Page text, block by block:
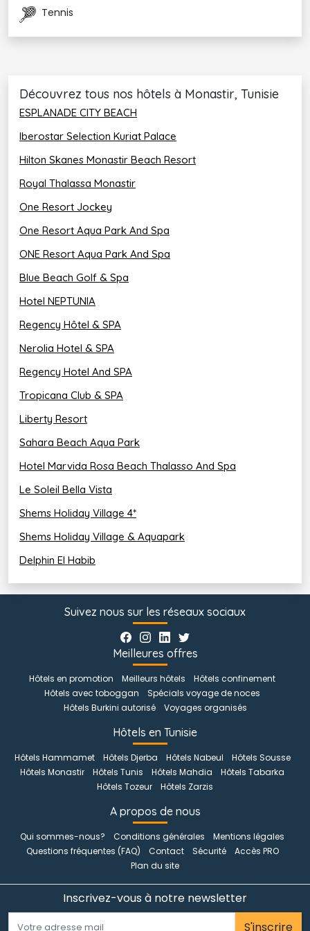
15 Cabines / Espace Hydro / Espace de Soins du Corps /
journée et la soirée durant toute la semaine.
Piscine extérieure avec bassin enfants séparé.
Terrains de pétanque.
Base nautique (catamarans, planche à voile, Kayak &
Mini-Club pour les 4-8 ans.
Junior-Club pour les 9-12.
Club Ado pour les + de 13 ans.
Activités manuelles, culturelles, jeux en groupe, sports,
Personnel d’encadrement qualifié et agréé.
Tennis
Découvrez tous nos hôtels à Monastir, Tunisie
ESPLANADE CITY BEACH
Iberostar Selection Kuriat Palace
Hilton Skanes Monastir Beach Resort
Royal Thalassa Monastir
One Resort Jockey
One Resort Aqua Park And Spa
ONE Resort Aqua Park And Spa
Blue Beach Golf & Spa
Hotel NEPTUNIA
Regency Hôtel & SPA
Nerolia Hotel & SPA
Regency Hotel And SPA
Tropicana Club & SPA
Liberty Resort
Sahara Beach Aqua Park
Hotel Marvida Rosa Beach Thalasso And Spa
Le Soleil Bella Vista
Shems Holiday Village 4*
Shems Holiday Village & Aquapark
Delphin El Habib
Suivez nous sur les réseaux sociaux
Meilleures offres
Hôtels en promotion Meilleurs hôtels
Hôtels confinement
Hôtels avec toboggan
Spécials voyage de noces
Hôtels Burkini autorisé
Voyages organisés
Hôtels en Tunisie
Hôtels Hammamet Hôtels Djerba Hôtels Nabeul
Hôtels Sousse
Hôtels Monastir
Hôtels Tunis Hôtels Mahdia
Hôtels Tabarka
Hôtels Tozeur
Hôtels Zarzis
A propos de nous
Qui sommes-nous? Conditions générales
Mentions légales
Questions fréquentes (FAQ)
Contact Sécurité
Accès PRO
Plan du site
Inscrivez-vous à notre newsletter
S'inscrire